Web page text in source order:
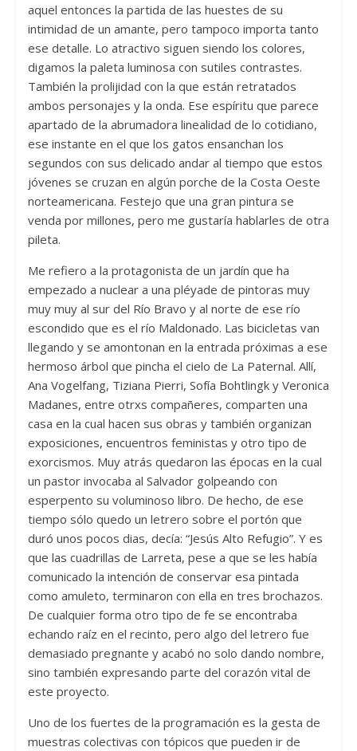
aquel entonces la partida de las huestes de su
intimidad de un amante, pero tampoco importa tanto
ese detalle. Lo atractivo siguen siendo los colores,
digamos la paleta luminosa con sutiles contrastes.
También la prolijidad con la que están retratados
ambos personajes y la onda. Ese espíritu que parece
apartado de la abrumadora linealidad de lo cotidiano,
ese instante en el que los gatos ensanchan los
segundos con sus delicado andar al tiempo que estos
jóvenes se cruzan en algún porche de la Costa Oeste
norteamericana. Festejo que una gran pintura se
venda por millones, pero me gustaría hablarles de otra
pileta.
Me refiero a la protagonista de un jardín que ha
empezado a nuclear a una pléyade de pintoras muy
muy muy al sur del Río Bravo y al norte de ese río
escondido que es el río Maldonado. Las bicicletas van
llegando y se amontonan en la entrada próximas a ese
hermoso árbol que pincha el cielo de La Paternal. Allí,
Ana Vogelfang, Tiziana Pierri, Sofía Bohtlingk y Veronica
Madanes, entre otrxs compañeres, comparten una
casa en la cual hacen sus obras y también organizan
exposiciones, encuentros feministas y otro tipo de
exorcismos. Muy atrás quedaron las épocas en la cual
un pastor invocaba al Salvador golpeando con
esperpento su voluminoso libro. De hecho, de ese
tiempo sólo quedo un letrero sobre el portón que
duró unos pocos dias, decía: “Jesús Alto Refugio”. Y es
que las cuadrillas de Larreta, pese a que se les había
comunicado la intención de conservar esa pintada
como amuleto, terminaron con ella en tres brochazos.
De cualquier forma otro tipo de fe se encontraba
echando raíz en el recinto, pero algo del letrero fue
demasiado pregnante y acabó no solo dando nombre,
sino también expresando parte del corazón vital de
este proyecto.
Uno de los fuertes de la programación es la gesta de
muestras colectivas con tópicos que pueden ir de